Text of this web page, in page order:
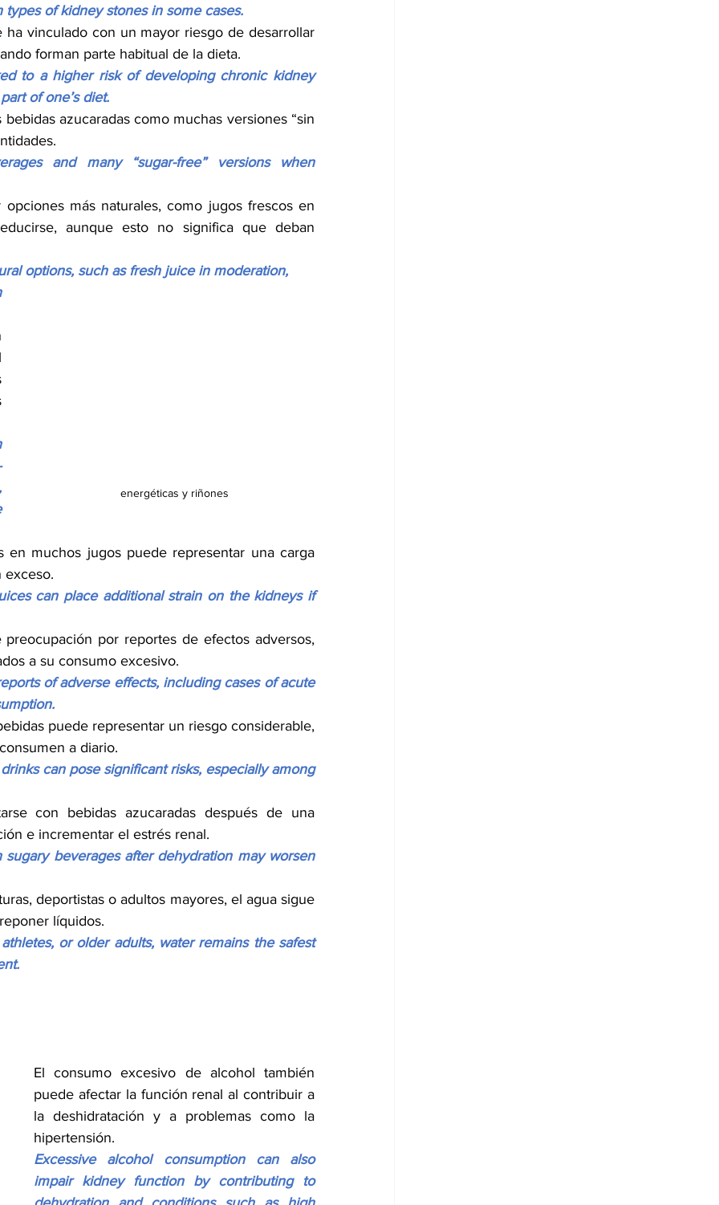
of kidney stones in some cases.
ha vinculado con un mayor riesgo de desarrollar
forman parte habitual de la dieta.
to a higher risk of developing chronic kidney
of one’s diet.
azucaradas como muchas versiones “sin
and many “sugar-free” versions when
más naturales, como jugos frescos en
aunque esto no significa que deban
options, such as fresh juice in moderation,
energéticas y riñones
en muchos jugos puede representar una carga
exceso.
can place additional strain on the kidneys if
por reportes de efectos adversos,
a su consumo excesivo.
of adverse effects, including cases of acute
puede representar un riesgo considerable,
a diario.
can pose significant risks, especially among
con bebidas azucaradas después de una
e incrementar el estrés renal.
beverages after dehydration may worsen
deportistas o adultos mayores, el agua sigue
líquidos.
or older adults, water remains the safest
El consumo excesivo de alcohol también
puede afectar la función renal al contribuir a
la deshidratación y a problemas como la
hipertensión.
Excessive alcohol consumption can also
impair kidney function by contributing to